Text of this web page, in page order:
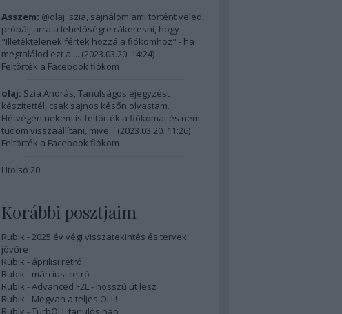
Asszem: @olaj: szia, sajnálom ami történt veled,
próbálj arra a lehetőségre rákeresni, hogy
"Illetéktelenek fértek hozzá a fiókomhoz" - ha
megtalálod ezt a ... (2023.03.20. 14:24)
Feltörték a Facebook fiókom
olaj: Szia András, Tanulságos ejegyzést
készítettél, csak sajnos későn olvastam.
Hétvégén nekem is feltörték a fiókomat és nem
tudom visszaállítani, mive... (2023.03.20. 11:26)
Feltörték a Facebook fiókom
Utolsó 20
Korábbi posztjaim
Rubik - 2025 év végi visszatekintés és tervek
jövőre
Rubik - áprilisi retró
Rubik - márciusi retró
Rubik - Advanced F2L - hosszú út lesz
Rubik - Megvan a teljes OLL!
Rubik - TurbOLL tanulós nap